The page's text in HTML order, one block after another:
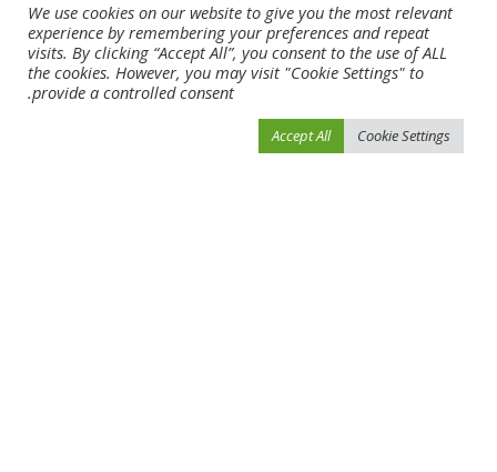
We use cookies on our website to give you the most relevant
experience by remembering your preferences and repeat
visits. By clicking “Accept All”, you consent to the use of ALL
the cookies. However, you may visit "Cookie Settings" to
provide a controlled consent.
Cookie Settings
Accept All